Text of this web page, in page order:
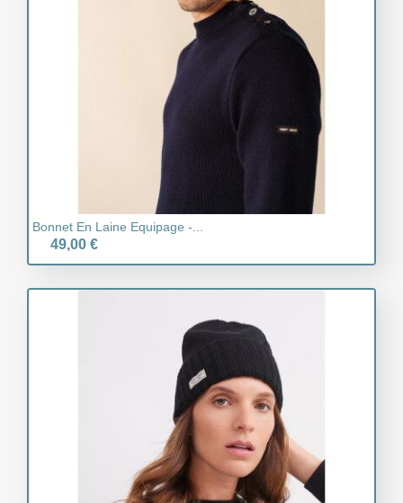
Bonnet En Laine Equipage -...
49,00 €